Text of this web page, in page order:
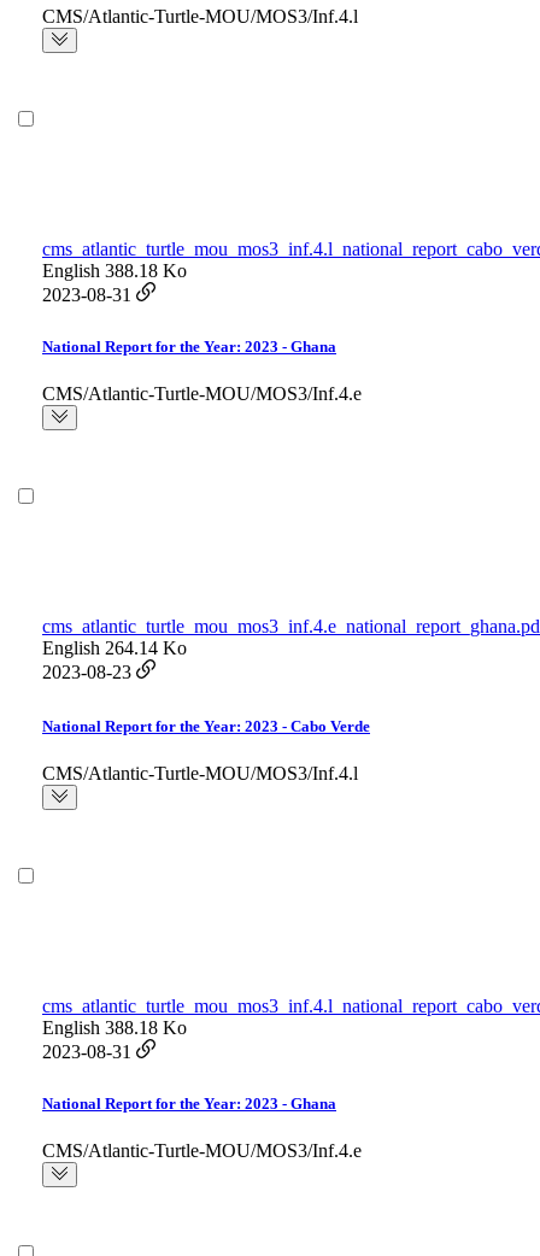
CMS/Atlantic-Turtle-MOU/MOS3/Inf.4.l
English 388.18 Ko
2023-08-31
National Report for the Year: 2023 - Ghana
CMS/Atlantic-Turtle-MOU/MOS3/Inf.4.e
English 264.14 Ko
2023-08-23
National Report for the Year: 2023 - Cabo Verde
CMS/Atlantic-Turtle-MOU/MOS3/Inf.4.l
English 388.18 Ko
2023-08-31
National Report for the Year: 2023 - Ghana
CMS/Atlantic-Turtle-MOU/MOS3/Inf.4.e